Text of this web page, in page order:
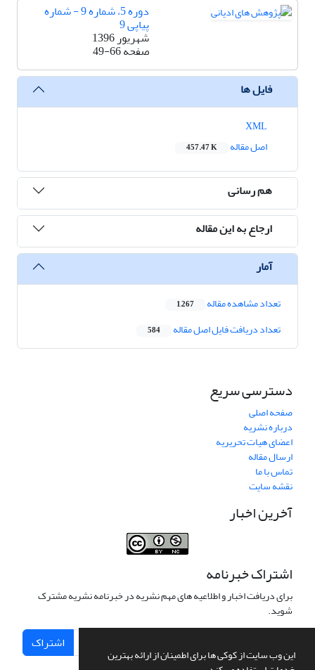
این وب سایت از کوکی ها برای اطمینان از ارائه بهترین
دوره 5، شماره 9 - شماره
پیاپی 9
شهریور 1396
صفحه49-66
فایل ها
اصل مقاله
457.47 K
هم رسانی
ارجاع به این مقاله
آمار
تعداد مشاهده مقاله 1,267
تعداد دریافت فایل اصل مقاله 584
دسترسی سریع
صفحه اصلی
درباره نشریه
اعضای هیات تحریریه
ارسال مقاله
تماس با ما
نقشه سایت
آخرین اخبار
اشتراک خبرنامه
برای دریافت اخبار و اطلاعیه های مهم نشریه در خبرنامه نشریه مشترک
شوید.
اشتراک